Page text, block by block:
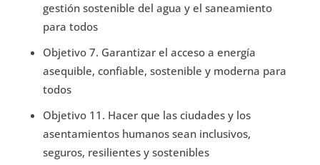
gestión sostenible del agua y el saneamiento
para todos
Objetivo 7. Garantizar el acceso a energía
asequible, confiable, sostenible y moderna para
todos
Objetivo 11. Hacer que las ciudades y los
asentamientos humanos sean inclusivos,
seguros, resilientes y sostenibles